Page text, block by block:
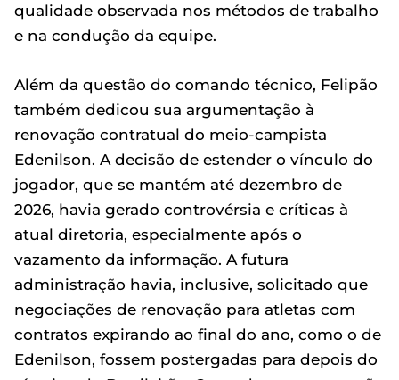
qualidade observada nos métodos de trabalho
e na condução da equipe.
Além da questão do comando técnico, Felipão
também dedicou sua argumentação à
renovação contratual do meio-campista
Edenilson. A decisão de estender o vínculo do
jogador, que se mantém até dezembro de
2026, havia gerado controvérsia e críticas à
atual diretoria, especialmente após o
vazamento da informação. A futura
administração havia, inclusive, solicitado que
negociações de renovação para atletas com
contratos expirando ao final do ano, como o de
Edenilson, fossem postergadas para depois do